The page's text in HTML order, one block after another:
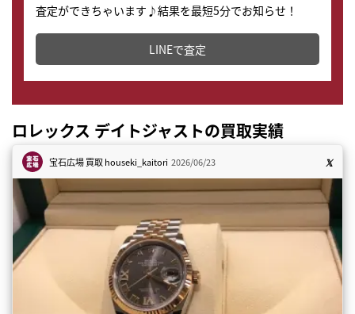
査定ができちゃいます♪結果を最短5分でお知らせ！
どこからでもすぐに査定金額を知ることが出来ます。
LINEで査定
ロレックス デイトジャストの買取実績
宝石広場 買取houseki_kaitori 2026/06/23